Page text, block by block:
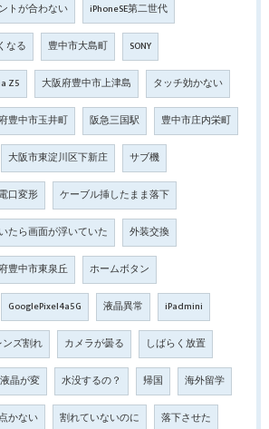
トが合わない iPhoneSE第二世代
なる 豊中市大島町 SONY
Z5 大阪府豊中市上津島 タッチ効かない
豊中市玉井町 阪急三国駅 豊中市庄内栄町
大阪市東淀川区下新庄 サブ機
口変形 ケーブル挿したまま落下
たら画面が浮いていた 外装交換
豊中市東泉丘 ホームボタン
GooglePixel4a5G 液晶異常 iPadmini
ズ割れ カメラが曇る しばらく放置
液晶が変 水没するの？ 帰国 海外留学
かない 割れていないのに 落下させた